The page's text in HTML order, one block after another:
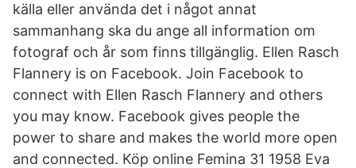
källa eller använda det i något annat
sammanhang ska du ange all information om
fotograf och år som finns tillgänglig. Ellen Rasch
Flannery is on Facebook. Join Facebook to
connect with Ellen Rasch Flannery and others
you may know. Facebook gives people the
power to share and makes the world more open
and connected. Köp online Femina 31 1958 Eva